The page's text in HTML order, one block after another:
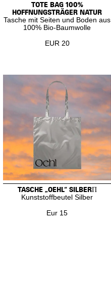
TOTE BAG 100%
HOFFNUNGSTRÄGER NATUR
Tasche mit Seiten und Boden aus
100% Bio-Baumwolle
EUR 20
TASCHE „OEHL“ SILBERΠ
Kunststoffbeutel Silber
Eur 15